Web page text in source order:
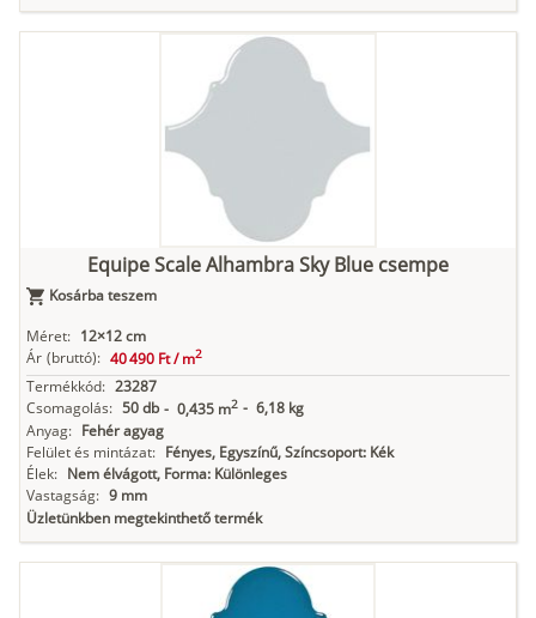
Equipe Scale Alhambra Sky Blue csempe
Kosárba teszem
Méret: 12×12 cm
Ár (bruttó): 40 490 Ft /m2
Termékkód: 23287
Csomagolás: 50 db - 0,435 m2 - 6,18 kg
Anyag: Fehér agyag
Felület és mintázat: Fényes, Egyszínű, Színcsoport: Kék
Élek: Nem élvágott, Forma: Különleges
Vastagság: 9 mm
Üzletünkben megtekinthető termék